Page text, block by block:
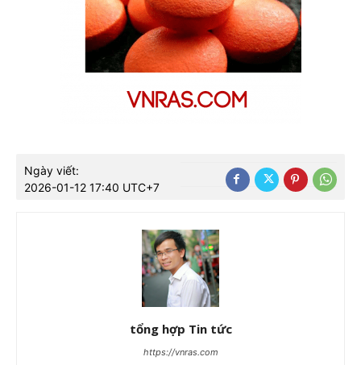
Ngày viết:
2026-01-12 17:40 UTC+7
tổng hợp Tin tức
https://vnras.com